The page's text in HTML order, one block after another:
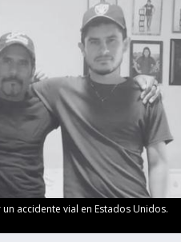
accidente vial en Estados Unidos.